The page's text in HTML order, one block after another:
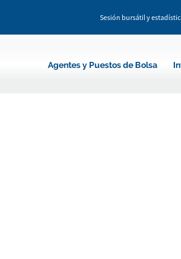
Sesión bursátil y
Agentes y Puestos de Bolsa